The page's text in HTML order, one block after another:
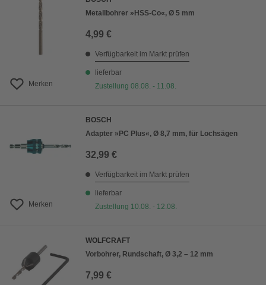
Merken
Metallbohrer »HSS-Co«, Ø 5 mm
4,99 €
Verfügbarkeit im Markt prüfen
lieferbar
Zustellung 08.08. - 11.08.
Merken
BOSCH
Adapter »PC Plus«, Ø 8,7 mm, für Lochsägen
32,99 €
Verfügbarkeit im Markt prüfen
lieferbar
Zustellung 10.08. - 12.08.
WOLFCRAFT
Vorbohrer, Rundschaft, Ø 3,2 – 12 mm
7,99 €